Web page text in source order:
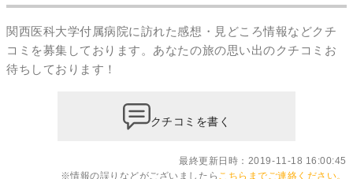
関西医科大学付属病院に訪れた感想・見どころ情報などクチ
コミを募集しております。あなたの旅の思い出のクチコミ お
待ちしております！
クチコミを書く
最終更新日時：2019-11-18 16:00:45
※情報の誤りなどがございましたら こちらまでご連絡ください。